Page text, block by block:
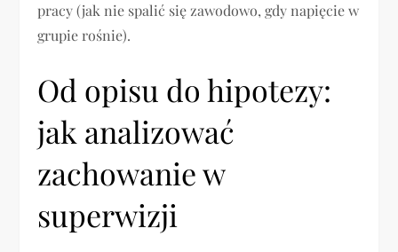
pracy (jak nie spalić się zawodowo, gdy napięcie w
grupie rośnie).
Od opisu do hipotezy:
jak analizować
zachowanie w
superwizji